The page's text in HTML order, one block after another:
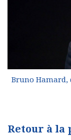
Bruno Hamard,
Retour à la